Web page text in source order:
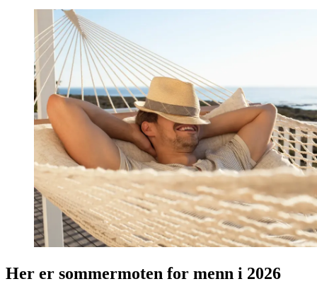
Her er sommermoten for menn i 2026